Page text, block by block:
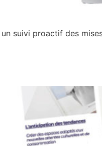
un suivi proactif des